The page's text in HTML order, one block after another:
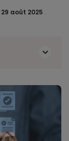
29 août 2025 .